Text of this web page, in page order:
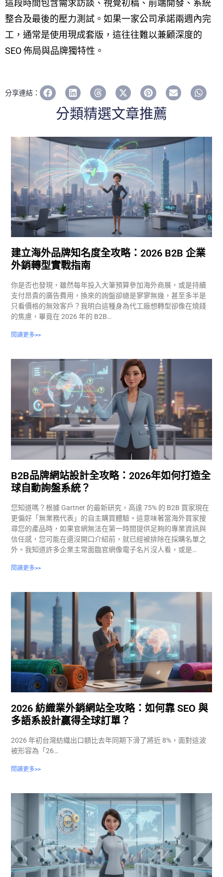
這段時間包含需求訪談、視覺初稿、前端開發、系統
整合及最後的壓力測試。如果一家公司承諾兩週內完
工，通常是使用現成套版，這往往難以兼顧深度的
SEO 佈局與品牌獨特性。
分享連結：
分類精選文章推薦
建立海外品牌知名度全攻略：2026 B2B 企業
外銷轉型實戰指南
你是否也發現，雖然每年投入大筆預算參加海外商展，或是持續
支付昂貴的廣告費用，換來的詢盤卻總是寥寥無幾，甚至多半是
只看價格的無效客戶？我明白這種身為代工廠想轉型卻像在燒錢
的焦慮，畢竟在 2026 年的 B2B…
閱讀更多>>
B2B品牌網站設計全攻略：2026年如何打造全
球自動詢盤系統？
您知道嗎？根據 Gartner 的最新研究，高達 75% 的 B2B 買家現在
更偏好「無業務代表」的自主購買體驗。這意味著當海外買家搜
尋您的產品時，如果官網無法在第一時間提供足夠的專業資訊與
信任感，您可能在還沒開口介紹前，就已經被排除在採購名單之
外。我知道許多企業主常面臨官網像電子名片沒人看，或是…
閱讀更多>>
2026 紡織業外銷網站全攻略：如何靠 SEO 與
多語系設計贏得全球訂單？
2026 年初台灣紡織出口額比去年同期下滑了將近 8%，面對這波
被形容為「26…
閱讀更多>>